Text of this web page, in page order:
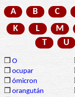
A B C
K
L M
T
U
❒ O
❒ ocupar
❒ ómicron
❒ orangután